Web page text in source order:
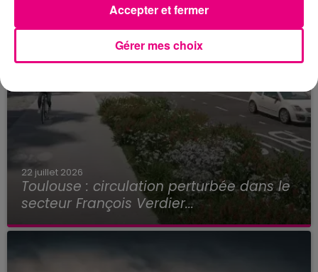
22 juillet 2026
Toulouse : circulation perturbée dans le
secteur François Verdier...
Gérer mes choix
Accepter et fermer